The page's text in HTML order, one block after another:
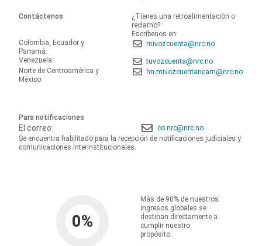
Contáctenos
¿Tienes una retroalimentación o
reclamo?
Escríbenos en:
Colombia, Ecuador y
Panamá:
mivozcuenta@nrc.no
Venezuela:
tuvozcuenta@nrc.no
Norte de Centroamérica y
México:
hn.mivozcuentancam@nrc.no
Para notificaciones
El correo:
co.nrc@nrc.no
Se encuentra habilitado para la recepción de notificaciones judiciales y
comunicaciones interinstitucionales.
0%
Más de 90% de nuestros
ingresos globales se
destinan directamente a
cumplir nuestro
propósito.